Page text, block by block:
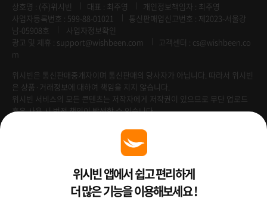
상호명 : (주)위시빈 대표 : 최주영
개인정보책임자 : 최주영
사업자등록번호 : 599-88-01021
통신판매업신고번호 : 제2023-서울강
남-05908호
사업자정보확인
광고 및 제휴 : support@wishbeen.com
고객센터 : cs@wishbeen.co
m
위시빈은 통신판매중개자이며 통신판매의 당사자가 아닙니다. 따라서 위시빈
은 상품·거래정보에 대하여 책임을 지지 않습니다.
위시빈 서비스의 모든 콘텐츠는 저작자에게 저작권이 있으므로 무단 업로드
혹은 사용 시 법적 책임이 발생할 수 있습니다.
Venture Enterprise위시빈 앱에서 쉽고 편리하게
더 많은 기능을 이용해보세요 !